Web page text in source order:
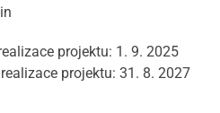
projektu: 1. 9. 2025
projektu: 31. 8. 2027